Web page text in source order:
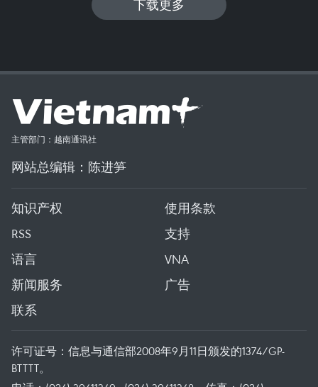
下载更多
主管部门：越南通讯社
网站总编辑：陈进笋
知识产权
使用条款
RSS
支持
语言
VNA
新闻服务
广告
联系
许可证号：信息与通信部2008年9月11日颁发的1374/GP-
BTTTT。